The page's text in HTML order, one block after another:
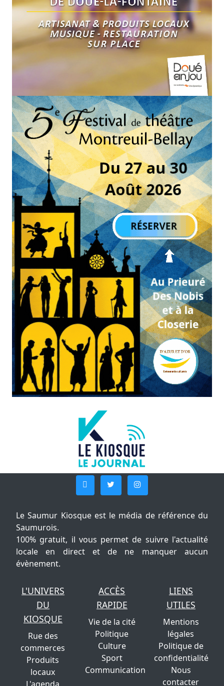
Le Saumur Kiosque est le média de référence du
Saumurois.
100% gratuit, il vous permet de suivre l'actualité
locale en direct et de ne manquer aucun
évènement.
L'UNIVERS
DU
KIOSQUE
Rue des
commerces
Produits
locaux
L'agenda
ACCÈS
RAPIDE
Vie de la cité
Politique
Culture
Sport
Communication
LIENS
UTILES
Mentions
légales
Politique de
confidentialité
Nous
contacter